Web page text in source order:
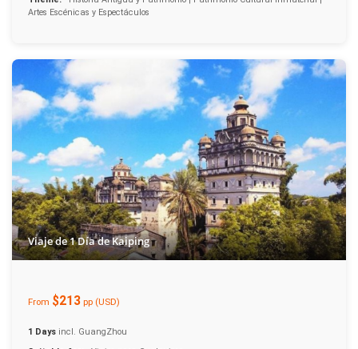
Artes Escénicas y Espectáculos
Viaje de 1 Día de Kaiping
From $213 pp (USD)
1 Days incl. GuangZhou